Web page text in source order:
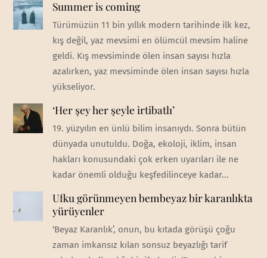
Summer is coming
Türümüzün 11 bin yıllık modern tarihinde ilk kez,
kış değil, yaz mevsimi en ölümcül mevsim haline
geldi. Kış mevsiminde ölen insan sayısı hızla
azalırken, yaz mevsiminde ölen insan sayısı hızla
yükseliyor.
‘Her şey her şeyle irtibatlı’
19. yüzyılın en ünlü bilim insanıydı. Sonra bütün
dünyada unutuldu. Doğa, ekoloji, iklim, insan
hakları konusundaki çok erken uyarıları ile ne
kadar önemli olduğu keşfedilinceye kadar...
Ufku görünmeyen bembeyaz bir karanlıkta
yürüyenler
‘Beyaz Karanlık’, onun, bu kıtada görüşü çoğu
zaman imkansız kılan sonsuz beyazlığı tarif